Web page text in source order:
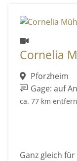
Cornelia
Pforzheim
Gage: auf
ca. 77 km
Ganz gleich